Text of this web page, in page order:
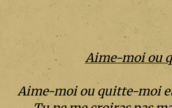
Aime-moi ou
Aime-moi ou quitte-moi